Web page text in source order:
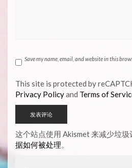
Save my name, email, and website in this
This site is protected by
Privacy Policyand Terms of
这个站点使用 Akismet 来减少垃圾
据如何被处理。